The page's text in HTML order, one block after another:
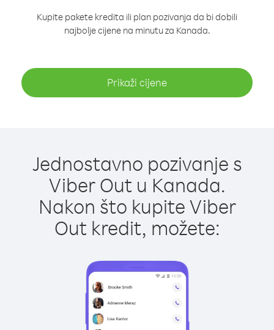
Kupite pakete kredita ili plan pozivanja da bi dobili
najbolje cijene na minutu za Kanada.
Prikaži cijene
Jednostavno pozivanje s
Viber Out u Kanada.
Nakon što kupite Viber
Out kredit, možete: